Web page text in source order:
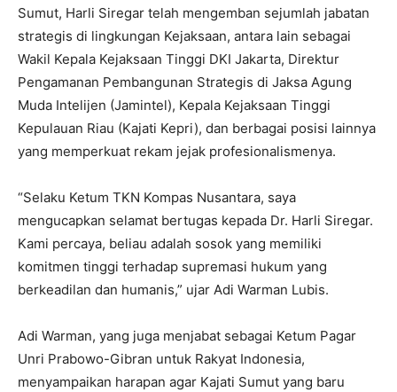
Sumut, Harli Siregar telah mengemban sejumlah jabatan
strategis di lingkungan Kejaksaan, antara lain sebagai
Wakil Kepala Kejaksaan Tinggi DKI Jakarta, Direktur
Pengamanan Pembangunan Strategis di Jaksa Agung
Muda Intelijen (Jamintel), Kepala Kejaksaan Tinggi
Kepulauan Riau (Kajati Kepri), dan berbagai posisi lainnya
yang memperkuat rekam jejak profesionalismenya.
“Selaku Ketum TKN Kompas Nusantara, saya
mengucapkan selamat bertugas kepada Dr. Harli Siregar.
Kami percaya, beliau adalah sosok yang memiliki
komitmen tinggi terhadap supremasi hukum yang
berkeadilan dan humanis,” ujar Adi Warman Lubis.
Adi Warman, yang juga menjabat sebagai Ketum Pagar
Unri Prabowo-Gibran untuk Rakyat Indonesia,
menyampaikan harapan agar Kajati Sumut yang baru